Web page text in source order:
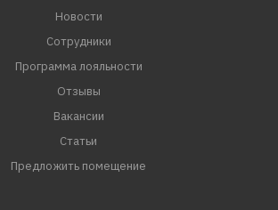
Новости
Сотрудники
Программа лояльности
Отзывы
Вакансии
Статьи
Предложить помещение